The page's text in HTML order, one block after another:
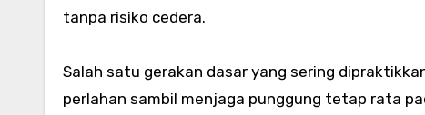
tanpa risiko cedera.
Salah satu gerakan dasar yang sering
perlahan sambil menjaga punggung tetap rata